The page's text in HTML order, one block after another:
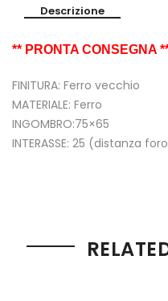
Descrizione
** PRONTA CONSEGNA
FINITURA: Ferro vecchio
MATERIALE: Ferro
INGOMBRO:75×65
INTERASSE: 25 (distanza